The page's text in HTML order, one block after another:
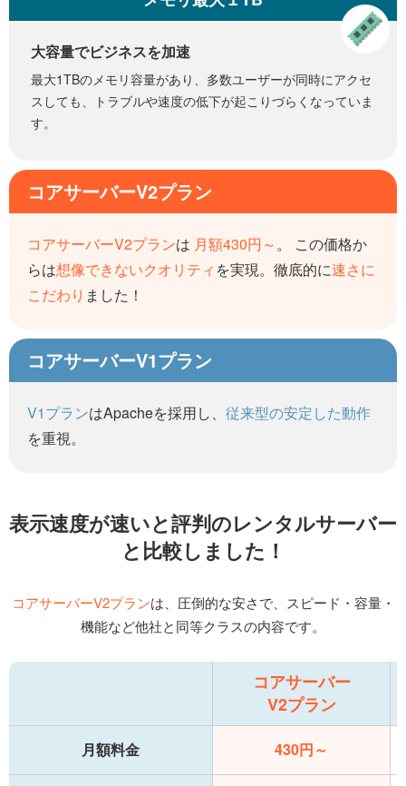
大容量でビジネスを加速
最大1TBのメモリ容量があり、多数ユーザーが同時にアクセ
スしても、トラブルや速度の低下が起こりづらくなっていま
す。
コアサーバーV2プラン
コアサーバーV2プランは 月額430円～。 この価格か
らは想像できないクオリティ を実現。 徹底的に速さに
こだわり ました！
コアサーバーV1プラン
V1プランはApacheを採用し、 従来型の安定した動作
を重視。
表示速度が速いと評判のレンタルサーバー
と比較しました！
コアサーバーV2プランは、圧倒的な安さで、
スピード・容量・
機能など他社と同等クラスの内容です。
コアサーバー
V2プラン
月額料金 430円～